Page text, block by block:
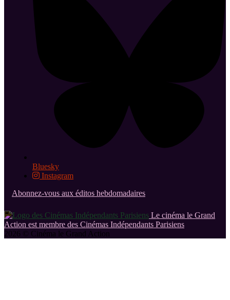
Bluesky
Instagram
Abonnez-vous aux éditos hebdomadaires
Le cinéma le Grand
Action est membre des Cinémas Indépendants Parisiens
2026 © Cinéma le Grand Action